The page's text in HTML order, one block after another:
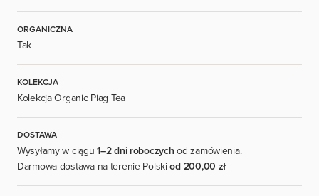
ORGANICZNA
Tak
KOLEKCJA
Kolekcja Organic Piag Tea
DOSTAWA
Wysyłamy w ciągu1–2 dni roboczych od zamówienia.
Darmowa dostawa na terenie Polskiod 200,00 zł